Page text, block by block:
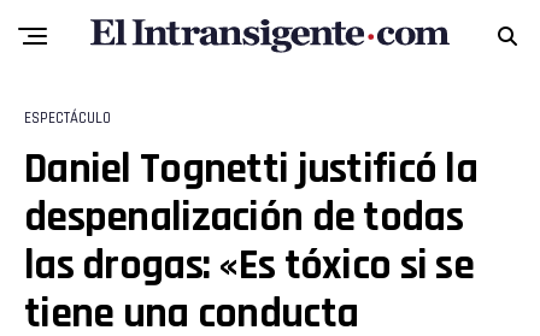
ESPECTÁCULO
Daniel Tognetti justificó la
despenalización de todas
las drogas: «Es tóxico si se
tiene una conducta
Flipboard